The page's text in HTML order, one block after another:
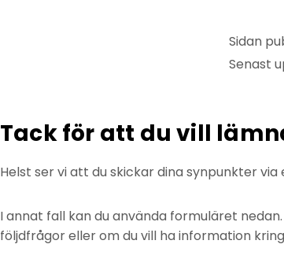
Sidan
Senast
Tack för att du vill
Helst ser vi att du skickar dina synpunkter
I annat fall kan du använda formuläret
följdfrågor eller om du vill ha information